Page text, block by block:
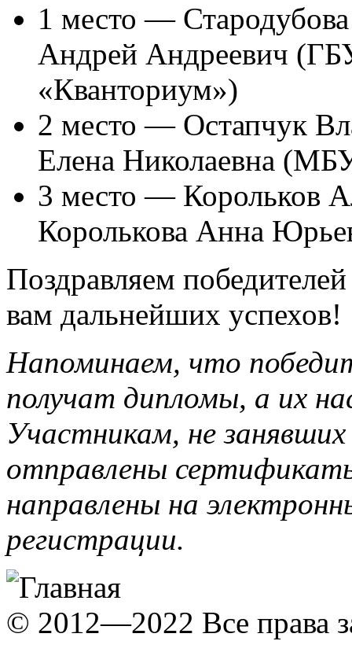
1 место —
Андрей Андреевич
«Кванториум»)
2 место — Остапчук
Елена Николаевна
3 место — Корольков
Королькова Анна
Поздравляем
вам дальнейших успехов!
Напоминаем, что
получат дипломы, а их
Участникам, не
отправлены
направлены на
регистрации.
© 2012—2022 Все права